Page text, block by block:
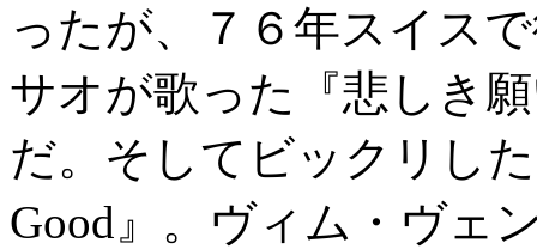
ったが、７６年スイス
サオが歌った『悲しき
だ。そしてビックリし
Good』。ヴィム・ヴェ